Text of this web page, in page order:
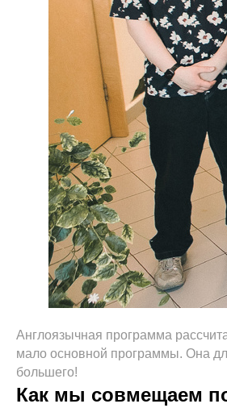
Англоязычная программа
мало основной программы. Она
большего!
Как мы совмещаем
Телефон:
Email:eurogym@eurogym.ru
Москва, Сокольники,
Сокольнический вал, д. 28
Москва, Сокольники, 3-я
Сокольническая ул., д.3
АДРЕСА И КОНТАКТЫ